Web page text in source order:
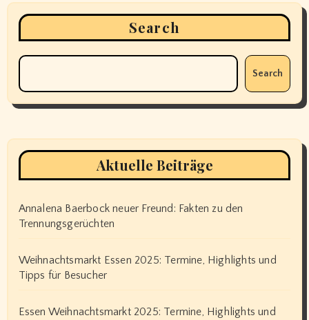
Search
Search
Aktuelle Beiträge
Annalena Baerbock neuer Freund: Fakten zu den
Trennungsgerüchten
Weihnachtsmarkt Essen 2025: Termine, Highlights und
Tipps für Besucher
Essen Weihnachtsmarkt 2025: Termine, Highlights und